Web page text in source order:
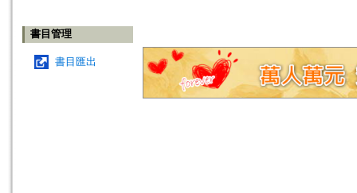
書目管理
書目匯出